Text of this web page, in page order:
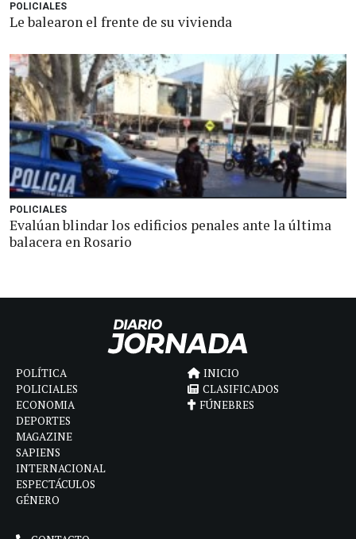
POLICIALES
Le balearon el frente de su vivienda
POLICIALES
Evalúan blindar los edificios penales ante la última
balacera en Rosario
POLÍTICA
POLICIALES
ECONOMIA
DEPORTES
MAGAZINE
SAPIENS
INTERNACIONAL
ESPECTÁCULOS
GÉNERO
INICIO
CLASIFICADOS
FÚNEBRES